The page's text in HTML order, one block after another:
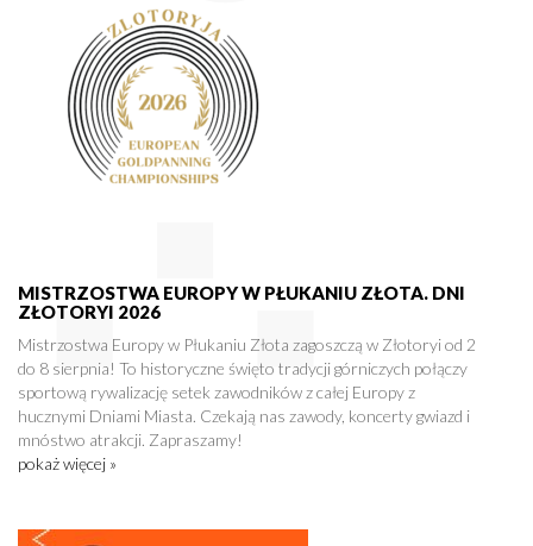
MISTRZOSTWA EUROPY W PŁUKANIU ZŁOTA. DNI
ZŁOTORYI 2026
Mistrzostwa Europy w Płukaniu Złota zagoszczą w Złotoryi od 2
do 8 sierpnia! To historyczne święto tradycji górniczych połączy
sportową rywalizację setek zawodników z całej Europy z
hucznymi Dniami Miasta. Czekają nas zawody, koncerty gwiazd i
mnóstwo atrakcji. Zapraszamy!
pokaż więcej »